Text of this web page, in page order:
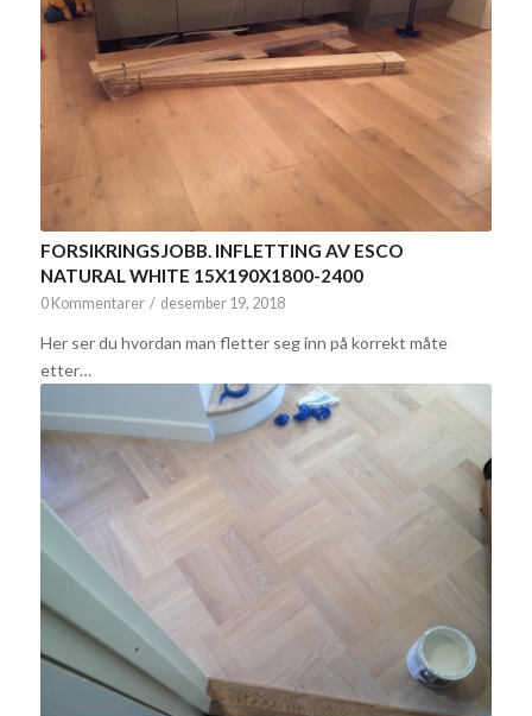
FORSIKRINGSJOBB. INFLETTING AV ESCO
NATURAL WHITE 15X190X1800-2400
0 Kommentarer / desember 19, 2018
Her ser du hvordan man fletter seg inn på korrekt måte
etter…